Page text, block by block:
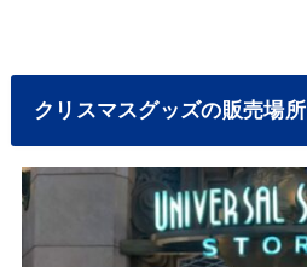
クリスマスグッズの販売場所